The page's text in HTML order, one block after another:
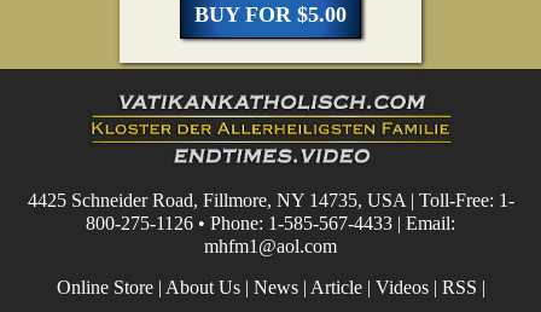
BUY FOR $5.00
4425 Schneider Road, Fillmore, NY 14735, USA | Toll-Free: 1-
800-275-1126 • Phone: 1-585-567-4433 | Email:
mhfm1@aol.com
Online Store| About Us| News| Article| Videos| RSS |